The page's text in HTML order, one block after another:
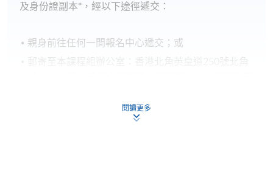
及身份證副本*，經以下途徑遞交：
親身前往任何一間報名中心遞交；或
*申請人如親身報名，將被要求出示身分證或護照以核
閱讀更多